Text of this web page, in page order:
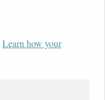
Learn how your